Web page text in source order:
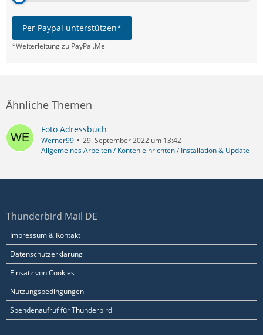
Per Paypal unterstützen*
*Weiterleitung zu PayPal.Me
Ähnliche Themen
Foto Adressbuch
Werner99
29. September 2022 um 13:42
Allgemeines Arbeiten / Konten einrichten / Installation & Update
Thunderbird Mail DE
Impressum & Kontakt
Datenschutzerklärung
Einsatz von Cookies
Nutzungsbedingungen
Spendenaufruf für Thunderbird